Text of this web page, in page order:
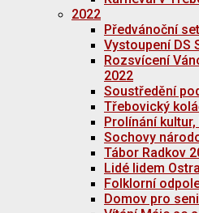
2022
Předvánoční
Vystoupení DS
Rozsvícení
2022
Soustředění
Třebovický
Prolínání kultur,
Sochovy
Tábor Radkov
Lidé lidem
Folklorní
Domov pro